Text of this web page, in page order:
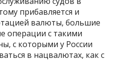
прибавляется и
валюты, большие
операции с такими
с которыми у России
в нацвалютах, как с